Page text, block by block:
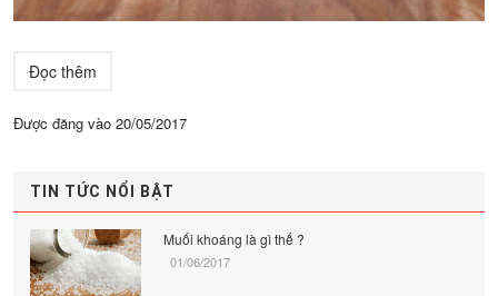
Đọc thêm
Được đăng vào 20/05/2017
TIN TỨC NỔI BẬT
Muối khoáng là gì thế ?
01/06/2017